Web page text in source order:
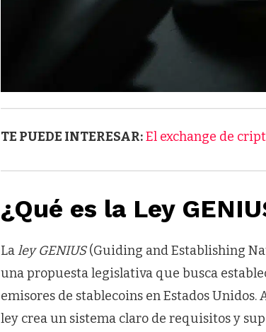
TE PUEDE INTERESAR:El exchange de
¿Qué es la Ley
Laley GENIUS(Guiding and Establishing
una propuesta legislativa que busca
emisores de stablecoins en Estados
ley crea un sistema claro de requisitos y